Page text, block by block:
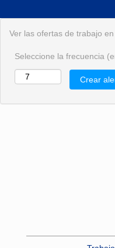
Ver las ofertas de trabajo
Seleccione la frecuencia